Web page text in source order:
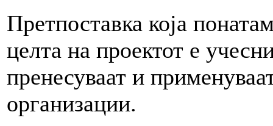
Претпоставка која
целта на проектот е
пренесуваат и
организации.